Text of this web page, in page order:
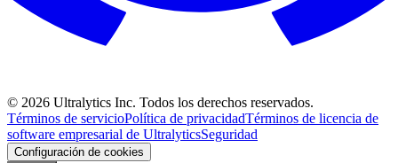
© 2026 Ultralytics Inc. Todos los derechos reservados.
Términos de servicioPolítica de privacidadTérminos de licencia de
software empresarial de UltralyticsSeguridad
Configuración de cookies